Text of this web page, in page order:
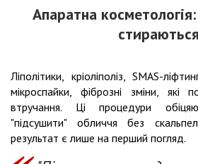
Апаратна
стираються
Ліполітики, кріоліполіз, SMAS-
мікроспайки, фіброзні зміни, які
втручання. Ці процедури
"підсушити" обличчя без
результат є лише на перший погляд.